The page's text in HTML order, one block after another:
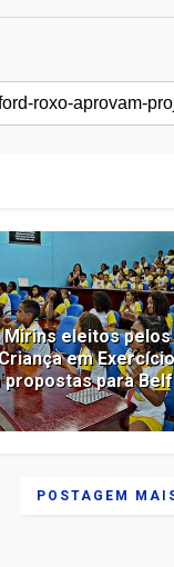
eleitos pelos
em
propostas para
POSTAGEM